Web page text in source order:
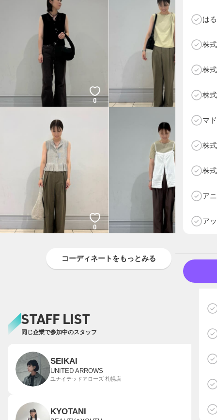
は
株
株
株
マ
株
株
ア
ア
0 0
0 0
コーディネートをもっとみる
STAFF LIST
同じ企業で参加中のスタッフ
SEIKAI
UNITED ARROWS
ユナイテッドアローズ 札幌店
KYOTANI